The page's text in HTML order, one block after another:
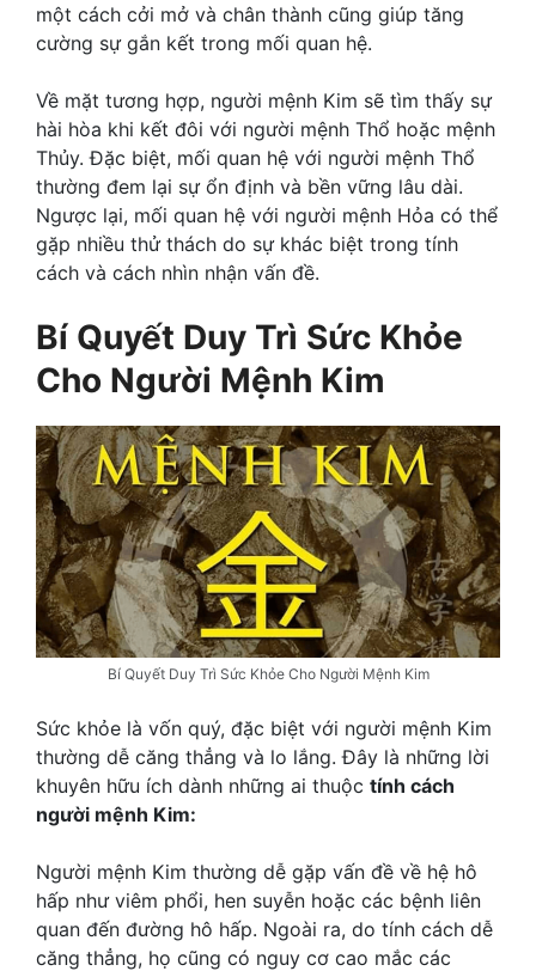
một cách cởi mở và chân thành cũng giúp tăng
cường sự gắn kết trong mối quan hệ.
Về mặt tương hợp, người mệnh Kim sẽ tìm thấy sự
hài hòa khi kết đôi với người mệnh Thổ hoặc mệnh
Thủy. Đặc biệt, mối quan hệ với người mệnh Thổ
thường đem lại sự ổn định và bền vững lâu dài.
Ngược lại, mối quan hệ với người mệnh Hỏa có thể
gặp nhiều thử thách do sự khác biệt trong tính
cách và cách nhìn nhận vấn đề.
Bí Quyết Duy Trì Sức Khỏe
Cho Người Mệnh Kim
Bí Quyết Duy Trì Sức Khỏe Cho Người Mệnh Kim
Sức khỏe là vốn quý, đặc biệt với người mệnh Kim
thường dễ căng thẳng và lo lắng. Đây là những lời
khuyên hữu ích dành những ai thuộc tính cách
người mệnh Kim:
Người mệnh Kim thường dễ gặp vấn đề về hệ hô
hấp như viêm phổi, hen suyễn hoặc các bệnh liên
quan đến đường hô hấp. Ngoài ra, do tính cách dễ
căng thẳng, họ cũng có nguy cơ cao mắc các